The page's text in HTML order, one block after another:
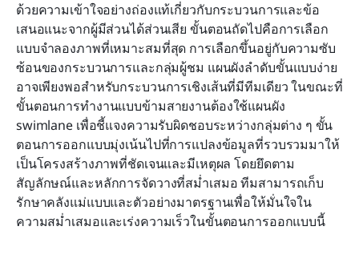
ด้วยความเข้าใจอย่างถ่องแท้เกี่ยวกับกระบวนการและข้อ
เสนอแนะจากผู้มีส่วนได้ส่วนเสีย ขั้นตอนถัดไปคือการเลือก
แบบจำลองภาพที่เหมาะสมที่สุด การเลือกขึ้นอยู่กับความซับ
ซ้อนของกระบวนการและกลุ่มผู้ชม แผนผังลำดับขั้นแบบง่าย
อาจเพียงพอสำหรับกระบวนการเชิงเส้นที่มีทีมเดียว ในขณะที่
ขั้นตอนการทำงานแบบข้ามสายงานต้องใช้แผนผัง
swimlane เพื่อชี้แจงความรับผิดชอบระหว่างกลุ่มต่าง ๆ ขั้น
ตอนการออกแบบมุ่งเน้นไปที่การแปลงข้อมูลที่รวบรวมมาให้
เป็นโครงสร้างภาพที่ชัดเจนและมีเหตุผล โดยยึดตาม
สัญลักษณ์และหลักการจัดวางที่สม่ำเสมอ ทีมสามารถเก็บ
รักษาคลังแม่แบบและตัวอย่างมาตรฐานเพื่อให้มั่นใจใน
ความสม่ำเสมอและเร่งความเร็วในขั้นตอนการออกแบบนี้